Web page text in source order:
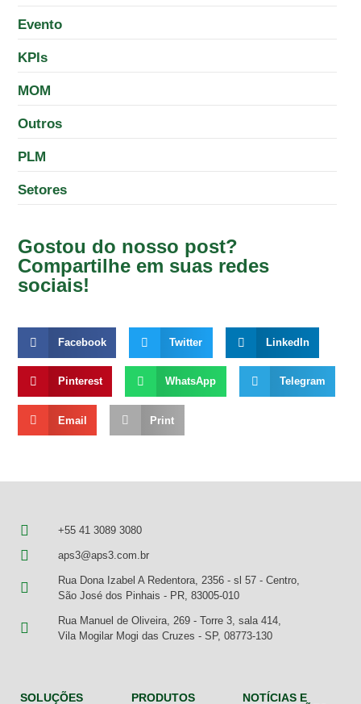
Evento
KPIs
MOM
Outros
PLM
Setores
Gostou do nosso post?
Compartilhe em suas redes
sociais!
Facebook Twitter LinkedIn
Pinterest WhatsApp Telegram
Email Print
+55 41 3089 3080
aps3@aps3.com.br
Rua Dona Izabel A Redentora, 2356 - sl 57 - Centro,
São José dos Pinhais - PR, 83005-010
Rua Manuel de Oliveira, 269 - Torre 3, sala 414,
Vila Mogilar Mogi das Cruzes - SP, 08773-130
SOLUÇÕES PRODUTOS
NOTÍCIAS E